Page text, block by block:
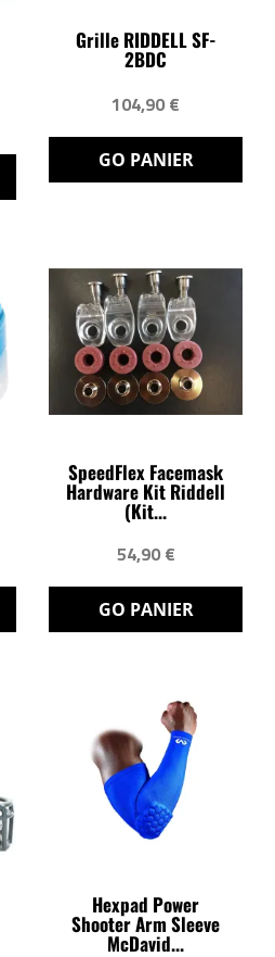
Grille RIDDELL SF-
2BDC
104,90 €
GO PANIER
SpeedFlex Facemask
Hardware Kit Riddell
(Kit...
54,90 €
GO PANIER
Hexpad Power
Shooter Arm Sleeve
McDavid...